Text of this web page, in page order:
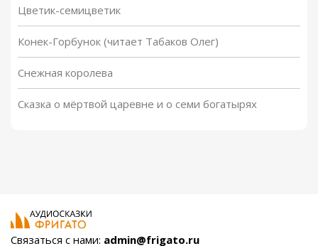
Цветик-семицветик
Конек-Горбунок (читает Табаков Олег)
Снежная королева
Сказка о мёртвой царевне и о семи богатырях
Связаться с нами: admin@frigato.ru